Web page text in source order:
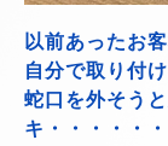
以前あったお
自分で取り付
蛇口を外そう
キ・・・・・・